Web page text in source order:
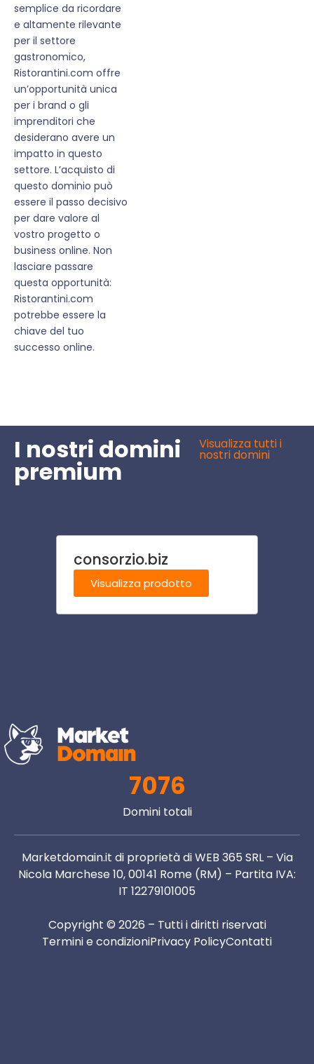
semplice da ricordare
e altamente rilevante
per il settore
gastronomico,
Ristorantini.com offre
un’opportunità unica
per i brand o gli
imprenditori che
desiderano avere un
impatto in questo
settore. L’acquisto di
questo dominio può
essere il passo decisivo
per dare valore al
vostro progetto o
business online. Non
lasciare passare
questa opportunità:
Ristorantini.com
potrebbe essere la
chiave del tuo
successo online.
I nostri domini
premium
Visualizza tutti i
nostri domini
consorzio.biz
Visualizza prodotto
7076
Domini totali
Marketdomain.it di proprietà di WEB 365 SRL – Via
Nicola Marchese 10, 00141 Rome (RM) – Partita IVA:
IT 12279101005
Copyright © 2026 – Tutti i diritti riservati
Termini e condizioniPrivacy PolicyContatti